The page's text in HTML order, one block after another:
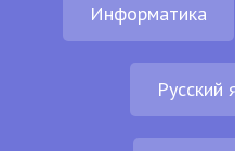
Информатика
Русский